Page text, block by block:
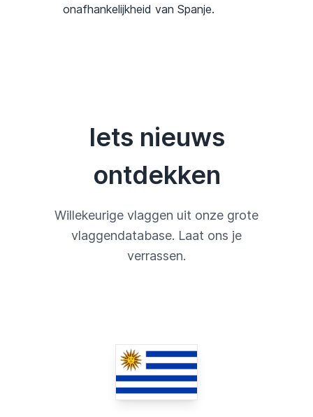
onafhankelijkheid van Spanje.
Iets nieuws
ontdekken
Willekeurige vlaggen uit onze grote
vlaggendatabase. Laat ons je
verrassen.